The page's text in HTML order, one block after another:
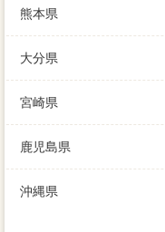
熊本県
大分県
宮崎県
鹿児島県
沖縄県